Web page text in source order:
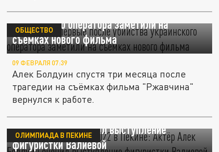
Болдуина впервые после убийства
украинского оператора заметили на
съёмках нового фильма
ОБЩЕСТВО
09 ФЕВРАЛЯ 07:39
Алек Болдуин спустя три месяца после
трагедии на съёмках фильма "Ржавчина"
вернулся к работе.
Зимняя Олимпиада-2022 в Пекине: Актёр
Алек Болдуин оценил выступление
фигуристки Валиевой
ОЛИМПИАДА В ПЕКИНЕ